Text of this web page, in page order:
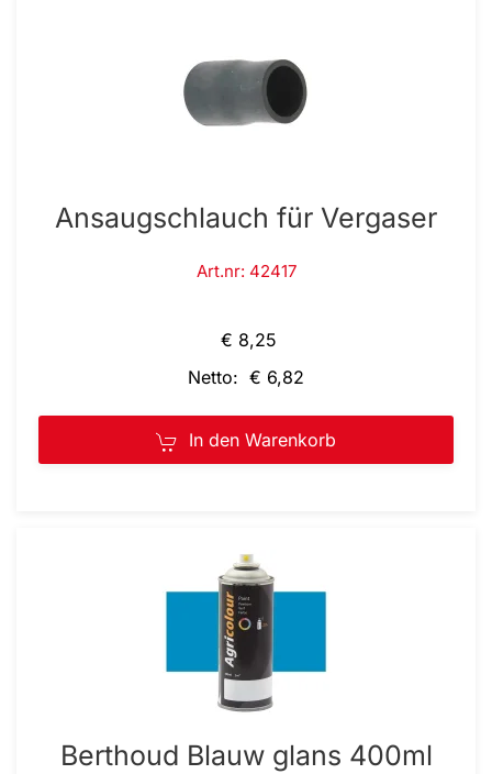
Ansaugschlauch für Vergaser
Art.nr: 42417
€ 8,25
Netto: € 6,82
In den Warenkorb
Berthoud Blauw glans 400ml